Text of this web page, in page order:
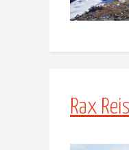
Rax